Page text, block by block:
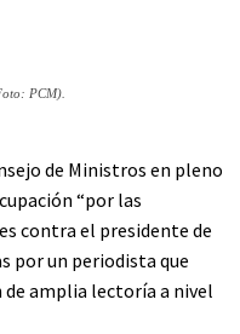
PCM).
de Ministros en pleno
“por las
contra el presidente de
por un periodista que
de amplia lectoría a nivel